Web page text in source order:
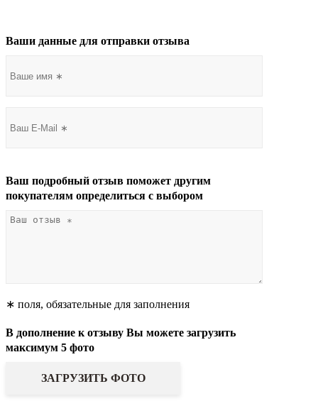
Ваши данные для отправки отзыва
Ваш подробный отзыв поможет другим
покупателям определиться с выбором
∗ поля, обязательные для заполнения
В дополнение к отзыву Вы можете загрузить
максимум 5 фото
ЗАГРУЗИТЬ ФОТО